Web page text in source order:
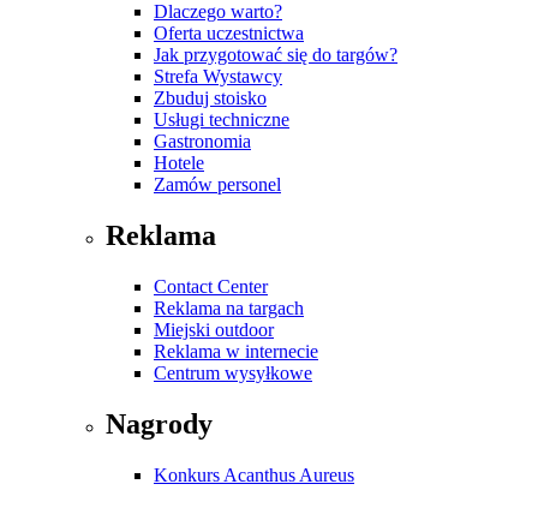
Dlaczego warto?
Oferta uczestnictwa
Jak przygotować się do targów?
Strefa Wystawcy
Zbuduj stoisko
Usługi techniczne
Gastronomia
Hotele
Zamów personel
Reklama
Contact Center
Reklama na targach
Miejski outdoor
Reklama w internecie
Centrum wysyłkowe
Nagrody
Konkurs Acanthus Aureus